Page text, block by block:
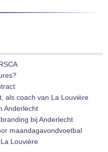
als coach van La Louvière
Anderlecht
bij Anderlecht
maandagavondvoetbal
Louvière